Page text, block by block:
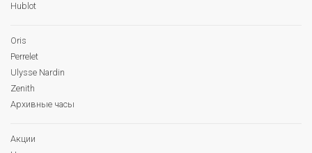
Hublot
Oris
Perrelet
Ulysse Nardin
Zenith
Архивные часы
Акции